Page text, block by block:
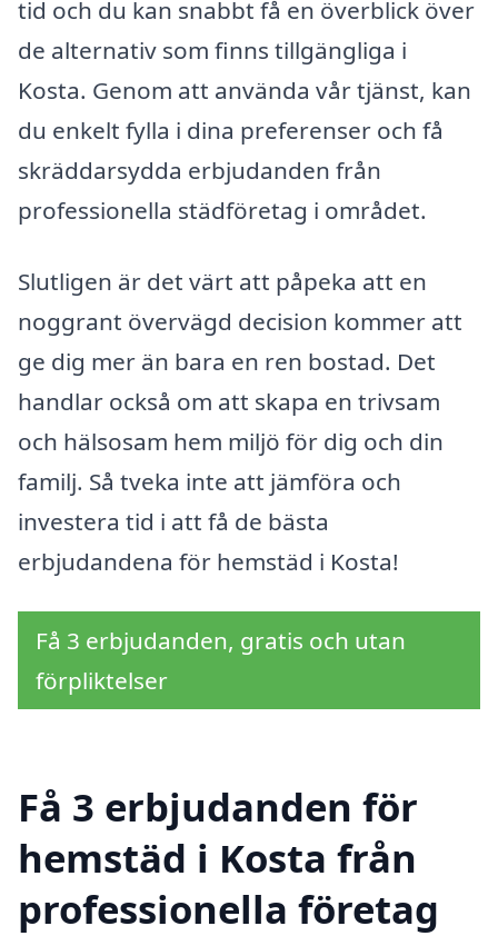
tid och du kan snabbt få en överblick över
de alternativ som finns tillgängliga i
Kosta. Genom att använda vår tjänst, kan
du enkelt fylla i dina preferenser och få
skräddarsydda erbjudanden från
professionella städföretag i området.
Slutligen är det värt att påpeka att en
noggrant övervägd decision kommer att
ge dig mer än bara en ren bostad. Det
handlar också om att skapa en trivsam
och hälsosam hem miljö för dig och din
familj. Så tveka inte att jämföra och
investera tid i att få de bästa
erbjudandena för hemstäd i Kosta!
Få 3 erbjudanden, gratis och utan
förpliktelser
Få 3 erbjudanden för
hemstäd i Kosta från
professionella företag